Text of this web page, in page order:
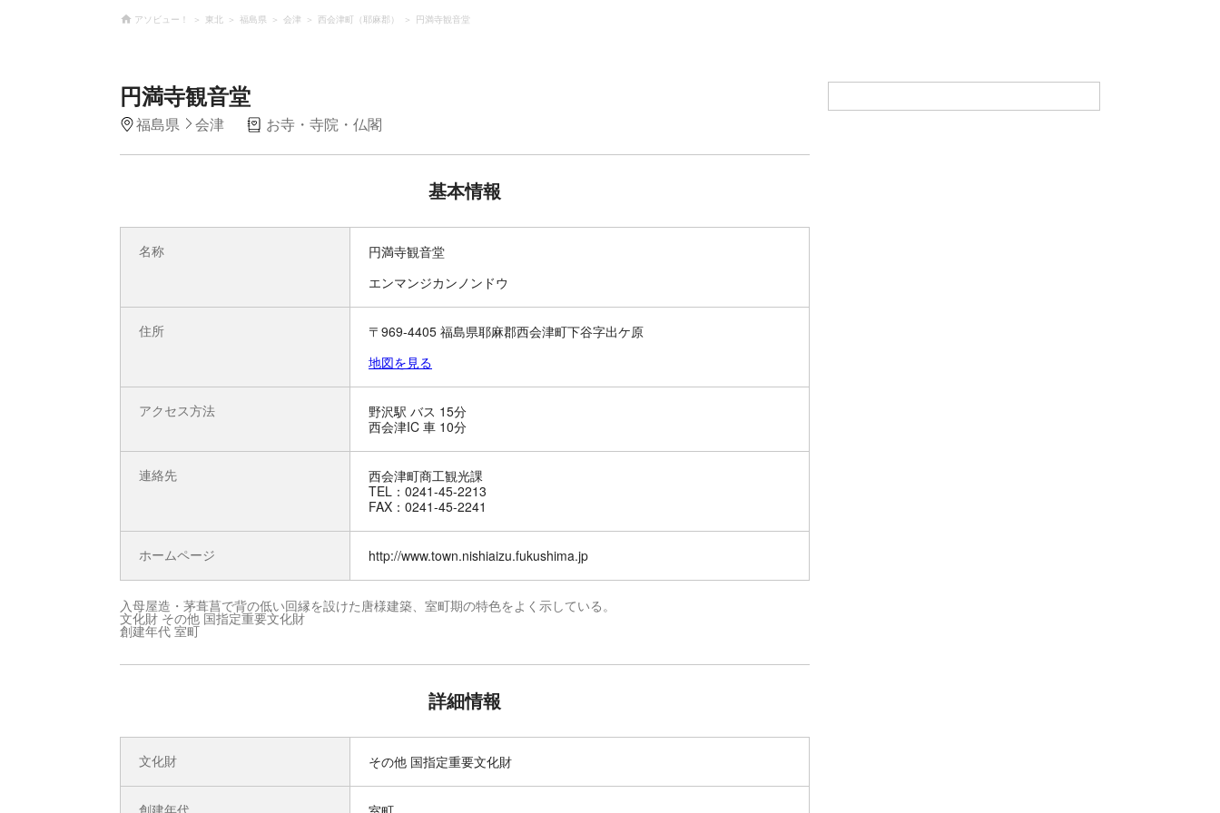
アソビュー！ 東北 福島県 会津 西会津町（耶麻郡） 円満寺観音堂
円満寺観音堂
福島県 会津 お寺・寺院・仏閣
基本情報
名称
円満寺観音堂
エンマンジカンノンドウ
住所
〒969-4405 福島県耶麻郡西会津町下谷字出ケ原
地図を見る
アクセス方法
野沢駅 バス 15分
西会津IC 車 10分
連絡先
西会津町商工観光課
TEL：0241-45-2213
FAX：0241-45-2241
ホームページ http://www.town.nishiaizu.fukushima.jp
入母屋造・茅葺菖で背の低い回縁を設けた唐様建築、室町期の特色をよく示している。
文化財 その他 国指定重要文化財
創建年代 室町
詳細情報
文化財 その他 国指定重要文化財
創建年代